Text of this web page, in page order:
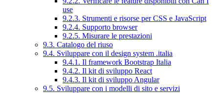
use
9.2.3. Strumenti e risorse per CSS e JavaScript
9.2.4. Supporto browser
9.2.5. Misurare le prestazioni
9.3. Catalogo del riuso
9.4. Sviluppare con il design system .italia
9.4.1. Il framework Bootstrap Italia
9.4.2. Il kit di sviluppo React
9.4.3. Il kit di sviluppo Angular
9.5. Sviluppare con i modelli di sito e servizi